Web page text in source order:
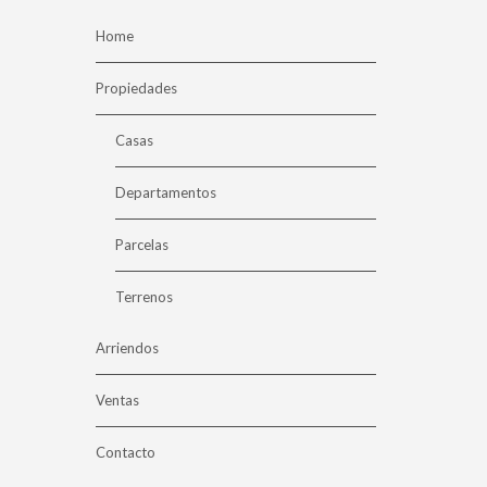
Home
Propiedades
Casas
Departamentos
Parcelas
Terrenos
Arriendos
Ventas
Contacto